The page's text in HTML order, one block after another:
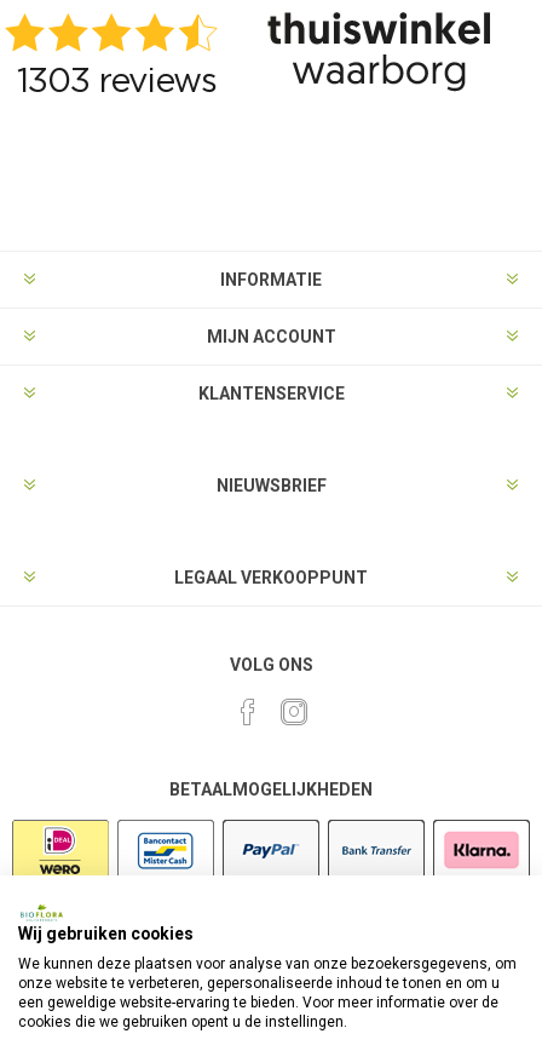
INFORMATIE
MIJN ACCOUNT
KLANTENSERVICE
NIEUWSBRIEF
LEGAAL VERKOOPPUNT
VOLG ONS
BETAALMOGELIJKHEDEN
Wij gebruiken cookies
We kunnen deze plaatsen voor analyse van onze bezoekersgegevens, om
onze website te verbeteren, gepersonaliseerde inhoud te tonen en om u
een geweldige website-ervaring te bieden. Voor meer informatie over de
cookies die we gebruiken opent u de instellingen.